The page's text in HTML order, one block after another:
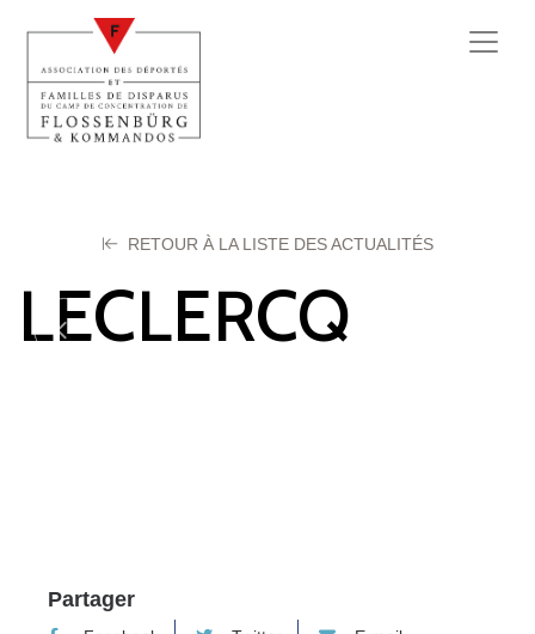
RETOUR À LA LISTE DES ACTUALITÉS
LECLERCQ
Partager